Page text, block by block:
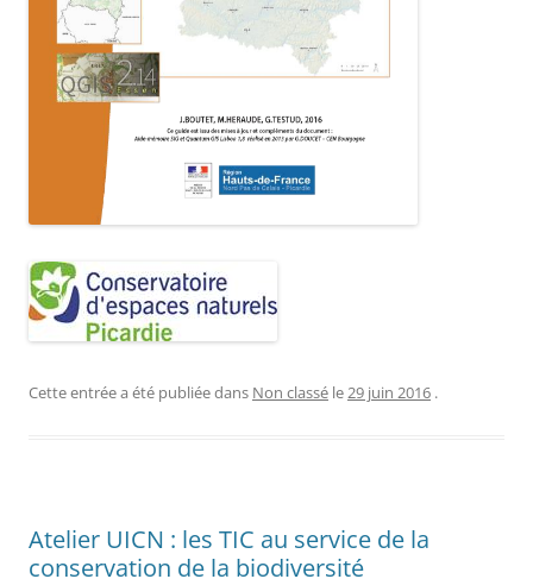
Cette entrée a été publiée dans Non classé le29 juin 2016 .
Atelier UICN : les TIC au service de la
conservation de la biodiversité